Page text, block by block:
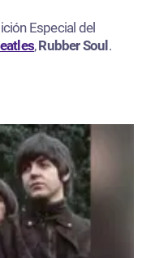
Especial del
,Rubber Soul .